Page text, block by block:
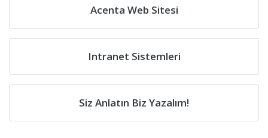
Acenta Web Sitesi
Intranet Sistemleri
Siz Anlatın Biz Yazalım!